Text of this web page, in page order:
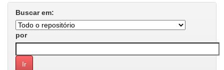
Buscar em:
por